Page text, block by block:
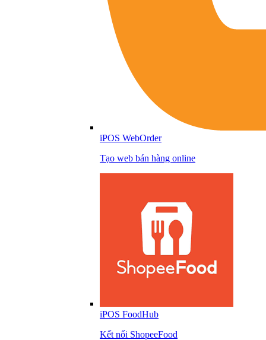
iPOS WebOrder
Tạo web bán hàng online
iPOS FoodHub
Kết nối ShopeeFood